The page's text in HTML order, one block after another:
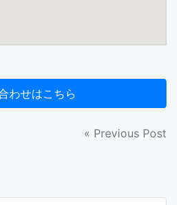
« Previous Post